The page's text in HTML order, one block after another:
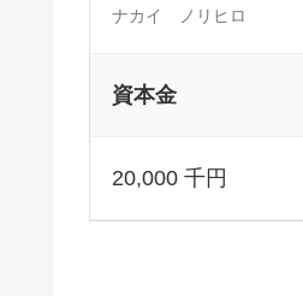
ナカイ ノリヒロ
資本金
20,000 千円